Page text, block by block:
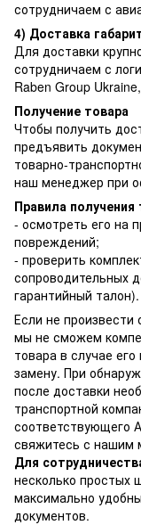
сотрудничаем с
4) Доставка
Для доставки
сотрудничаем с
Raben Group
Получение товара
Чтобы получить
предъявить
товарно-
наш менеджер при
Правила получения
- осмотреть его на
повреждений;
- проверить
сопроводительных
гарантийный талон).
Если не произвести
мы не сможем
товара в случае
замену. При
после доставки
транспортной
соответствующего
свяжитесь с нашим
Для
несколько простых
максимально
документов.